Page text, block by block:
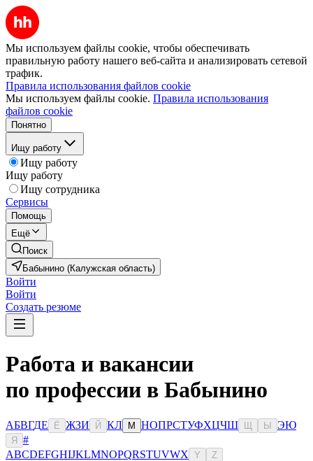
Мы используем файлы cookie, чтобы обеспечивать
правильную работу нашего веб-сайта и анализировать сетевой
трафик.
Правила использования файлов cookie
Мы используем файлы cookie. Правила использования
файлов cookie
Понятно
Ищу работу
Ищу работу
Ищу работу
Ищу сотрудника
Сервисы
Помощь
Ещё
Поиск
Бабынино (Калужская область)
Войти
Войти
Создать резюме
Работа и вакансии
по профессии в Бабынино
АБВГДЕ Ё ЖЗИ Й КЛ М НОПРСТУФХЦЧШ Ы ЭЮ
Я
#
ABCDEFGHIJKLMNOPQRSTUVWX Y Z